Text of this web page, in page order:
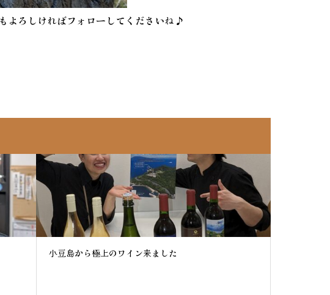
もよろしければフォローしてくださいね♪
小豆島から極上のワイン来ました